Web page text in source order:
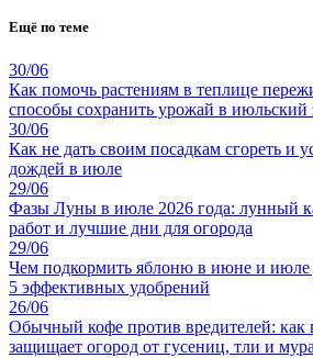
Ещё по теме
30/06
Как помочь растениям в теплице
способы сохранить урожай в июльский
30/06
Как не дать своим посадкам сгореть и
дождей в июле
29/06
Фазы Луны в июле 2026 года: лунный
работ и лучшие дни для огорода
29/06
Чем подкормить яблоню в июне и июле
5 эффективных удобрений
26/06
Обычный кофе против вредителей: как
защищает огород от гусениц, тли и